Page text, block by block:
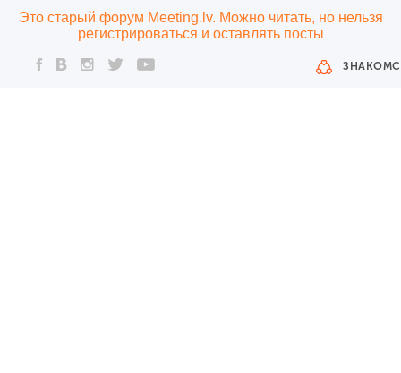
Это старый форум Meeting.lv. Можно читать, но нельзя
регистрироваться и оставлять посты